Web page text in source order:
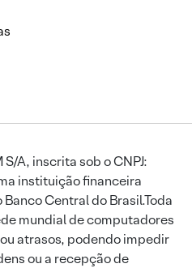
A, inscrita sob o CNPJ:
instituição financeira
Central do Brasil.Toda
mundial de computadores
atrasos, podendo impedir
ou a recepção de